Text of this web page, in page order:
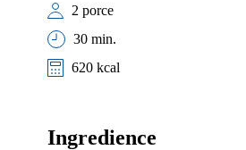
2 porce
30 min.
620 kcal
Ingredience